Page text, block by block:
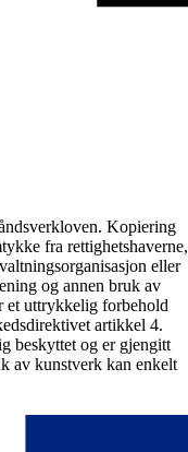
Kopiering
fra rettighetshaverne,
eller
og annen bruk av
et uttrykkelig forbehold
artikkel 4.
beskyttet og er gjengitt
av kunstverk kan enkelt